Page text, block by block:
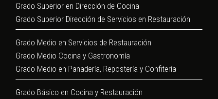
Grado Superior en Dirección de Cocina
Grado Superior Dirección de Servicios en Restauración
Grado Medio en Servicios de Restauración
Grado Medio Cocina y Gastronomía
Grado Medio en Panadería, Repostería y Confitería
Grado Básico en Cocina y Restauración